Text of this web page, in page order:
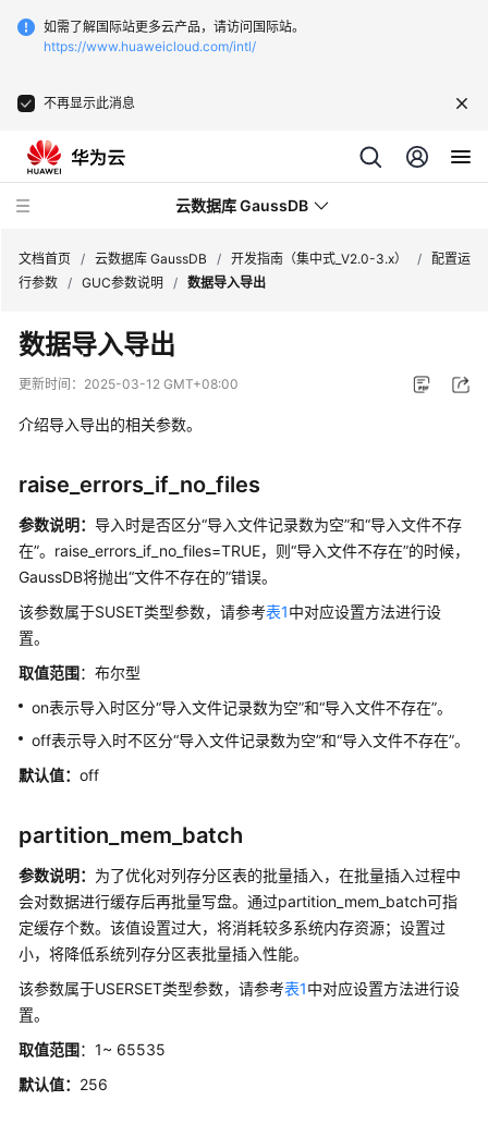
如需了解国际站更多云产品，请访问国际站。
https://www.huaweicloud.com/intl/
不再显示此消息
云数据库 GaussDB
最
新
动
务
公
告
产
介
费
说
明
速
入
门
用
户
指
开
发
文档首页 / 云数据库 GaussDB / 开发指南（集中式_V2.0-3.x） /
配置运
行参数 / GUC参数说明 / 数据导入导出
数据导入导出
更新时间： 2025-03-12 GMT+08:00
介绍导入导出的相关参数。
raise_errors_if_no_files
参数说明： 导入时是否区分“导入文件记录数为空”和“导入文件不存
在”。raise_errors_if_no_files=TRUE，则“导入文件不存在”的时候，
GaussDB将抛出“文件不存在的”错误。
该参数属于SUSET类型参数，请参考表1中对应设置方法进行设
置。
取值范围：布尔型
on表示导入时区分“导入文件记录数为空”和“导入文件不存在”。
off表示导入时不区分“导入文件记录数为空”和“导入文件不存在”。
默认值： off
partition_mem_batch
参数说明： 为了优化对列存分区表的批量插入，在批量插入过程中
会对数据进行缓存后再批量写盘。通过partition_mem_batch可指
定缓存个数。该值设置过大，将消耗较多系统内存资源；设置过
小，将降低系统列存分区表批量插入性能。
该参数属于USERSET类型参数，请参考表1中对应设置方法进行设
置。
取值范围：1~ 65535
默认值： 256